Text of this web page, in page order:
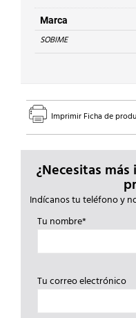
Marca
SOBIME
Imprimir Ficha de
¿Necesitas
Indícanos tu teléfono y
Tu nombre*
Tu correo electrónico